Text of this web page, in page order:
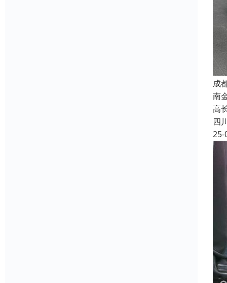
成
南
高
四
25-